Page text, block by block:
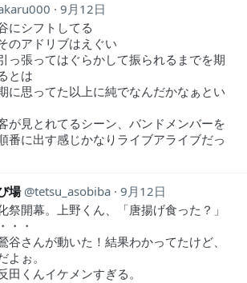
9月12日
にシフトしてる
のアドリブはえぐい
っ張ってはぐらかして振られるまでを期
とは
に思ってた以上に純でなんだかなぁとい
が見とれてるシーン、バンドメンバーを
番に出す感じかなりライブアライブだっ
場 tetsu_asobiba 9月12日
祭開幕。上野くん、「唐揚げ食った？」
・・
谷さんが動いた！結果わかってたけど、
よぉ。
田くんイケメンすぎる。